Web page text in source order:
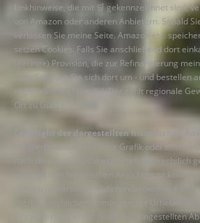
Linkhinweise, die mit 🛒gekennzeichnet sind,
von Amazon oder anderen Anbietern. Sobald
verlassen Sie meine Seite. Amazon etc.
setzen Cookies. Falls Sie anschließend dort
(geringe) Provision, die zur Refinanzierung
Tipp: Schauen Sie sich dort um - und bestellen
regionalen Buchhandel. Der zahlt regionale
Ort zu Gute kommt ;-)
Copyright der dargestellten historischen
Ein Werk wie ein Foto, eine Grafik oder ein
nach dem Tod des Urhebers urheberrechtlich
eingestellten historischen Ansichten ist kein
nur solche Karten der Jahrhundertwende 1900
nach menschlichem Ermessen der Urheber
Jahren verstorben ist. Sollte bei eingestellten